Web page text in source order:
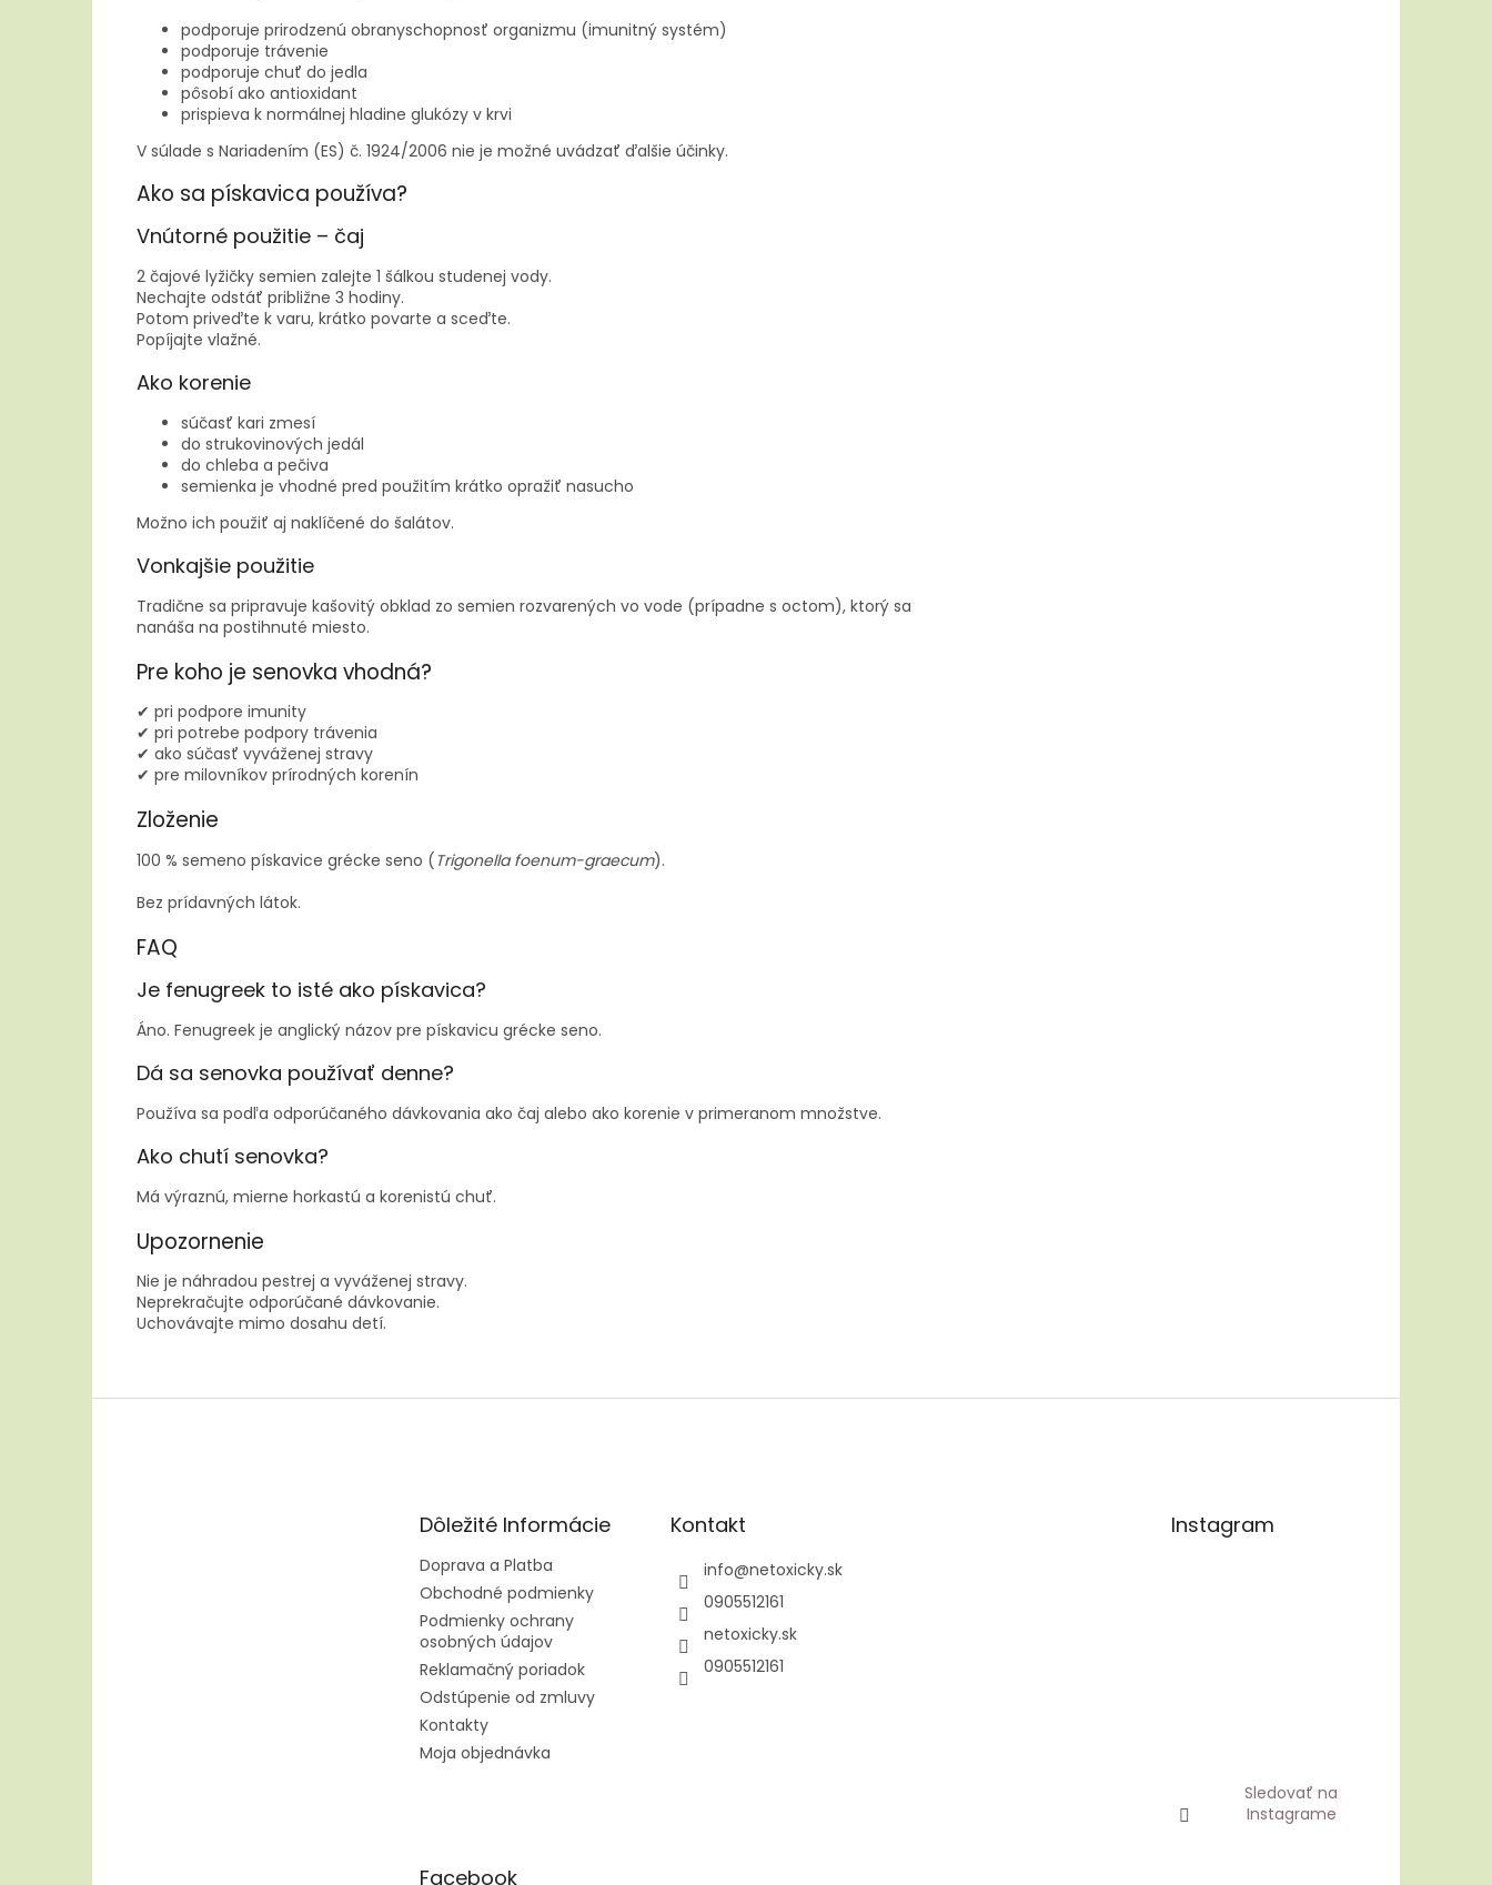
podporuje prirodzenú obranyschopnosť organizmu (imunitný systém)
podporuje trávenie
podporuje chuť do jedla
pôsobí ako antioxidant
prispieva k normálnej hladine glukózy v krvi
V súlade s Nariadením (ES) č. 1924/2006 nie je možné uvádzať ďalšie účinky.
Ako sa pískavica používa?
Vnútorné použitie – čaj
2 čajové lyžičky semien zalejte 1 šálkou studenej vody.
Nechajte odstáť približne 3 hodiny.
Potom priveďte k varu, krátko povarte a sceďte.
Popíjajte vlažné.
Ako korenie
súčasť kari zmesí
do strukovinových jedál
do chleba a pečiva
semienka je vhodné pred použitím krátko opražiť nasucho
Možno ich použiť aj naklíčené do šalátov.
Vonkajšie použitie
Tradične sa pripravuje kašovitý obklad zo semien rozvarených vo vode (prípadne s octom), ktorý sa
nanáša na postihnuté miesto.
Pre koho je senovka vhodná?
✔ pri podpore imunity
✔ pri potrebe podpory trávenia
✔ ako súčasť vyváženej stravy
✔ pre milovníkov prírodných korenín
Zloženie
100 % semeno pískavice grécke seno (Trigonella foenum-graecum).
Bez prídavných látok.
FAQ
Je fenugreek to isté ako pískavica?
Áno. Fenugreek je anglický názov pre pískavicu grécke seno.
Dá sa senovka používať denne?
Používa sa podľa odporúčaného dávkovania ako čaj alebo ako korenie v primeranom množstve.
Ako chutí senovka?
Má výraznú, mierne horkastú a korenistú chuť.
Upozornenie
Nie je náhradou pestrej a vyváženej stravy.
Neprekračujte odporúčané dávkovanie.
Uchovávajte mimo dosahu detí.
Dôležité Informácie
Doprava a Platba
Obchodné podmienky
Podmienky ochrany
osobných údajov
Reklamačný poriadok
Odstúpenie od zmluvy
Kontakty
Moja objednávka
Kontakt
info@netoxicky.sk
0905512161
netoxicky.sk
0905512161
Instagram
Sledovať na
Instagrame
Facebook